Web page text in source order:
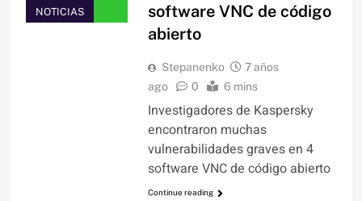
NOTICIAS
software VNC de código
abierto
Stepanenko
7 años
ago
0 6 mins
Investigadores de Kaspersky
encontraron muchas
vulnerabilidades graves en 4
software VNC de código abierto
Continue reading